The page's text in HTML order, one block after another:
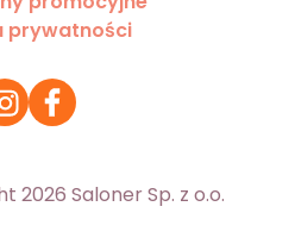
prywatności
2026 Saloner Sp. z o.o.